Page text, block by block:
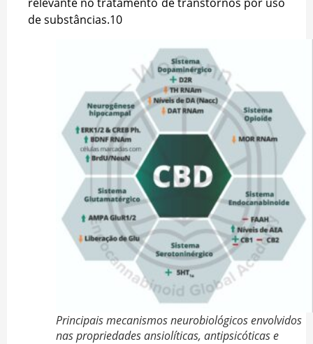
de substâncias.10
Principais mecanismos neurobiológicos envolvidos
nas propriedades ansiolíticas, antipsicóticas e